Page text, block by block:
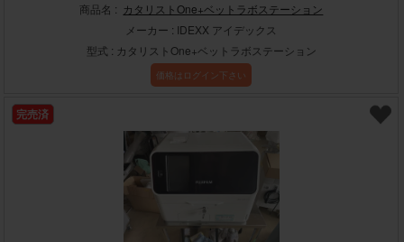
商品名 : カタリストOne+ベットラボステーション
メーカー : IDEXX アイデックス
型式 : カタリストOne+ベットラボステーション
価格はログイン下さい
完売済